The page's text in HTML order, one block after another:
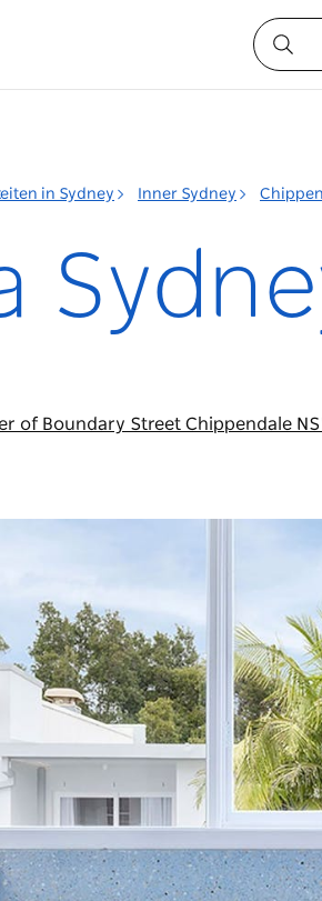
in Sydney Inner Sydney
of Boundary Street Chippendale